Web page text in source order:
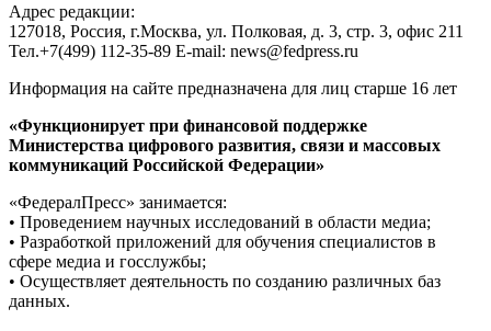
Адрес редакции:
127018, Россия, г.Москва, ул. Полковая, д. 3, стр. 3, офис 211
Тел.+7(499) 112-35-89 E-mail: news@fedpress.ru
Информация на сайте предназначена для лиц старше 16 лет
«Функционирует при финансовой поддержке
Министерства цифрового развития, связи и массовых
коммуникаций Российской Федерации»
«ФедералПресс» занимается:
• Проведением научных исследований в области медиа;
• Разработкой приложений для обучения специалистов в
сфере медиа и госслужбы;
• Осуществляет деятельность по созданию различных баз
данных.